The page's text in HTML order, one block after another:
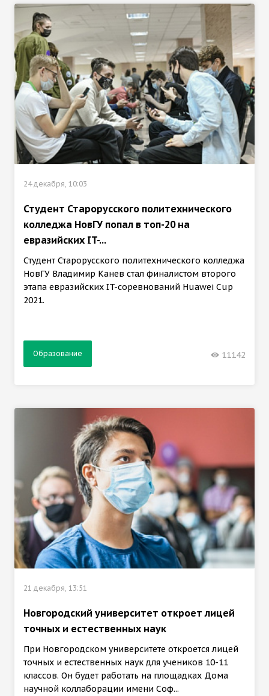
24 декабря, 10:03
Студент Старорусского политехнического
колледжа НовГУ попал в топ-20 на
евразийских IT-...
Студент Старорусского политехнического колледжа
НовГУ Владимир Канев стал финалистом второго
этапа евразийских IT-соревнований Huawei Cup
2021.
Образование 11142
21 декабря, 13:51
Новгородский университет откроет лицей
точных и естественных наук
При Новгородском университете откроется лицей
точных и естественных наук для учеников 10-11
классов. Он будет работать на площадках Дома
научной коллаборации имени Соф...